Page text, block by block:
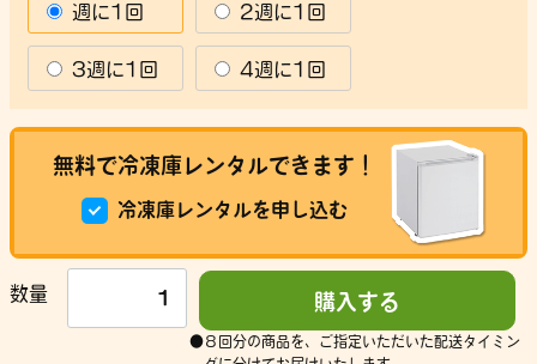
週に1回 2週に1回
3週に1回 4週に1回
無料で冷凍庫レンタルできます！
冷凍庫レンタルを申し込む
数量 購入する
８回分の商品を、ご指定いただいた配送タイミン